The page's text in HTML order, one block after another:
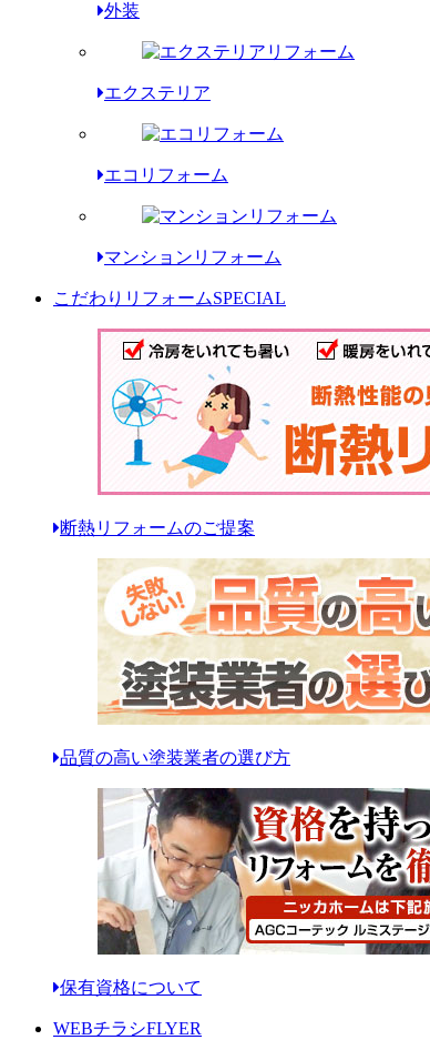
外装
エクステリア
エコリフォーム
マンションリフォーム
こだわりリフォームSPECIAL
断熱リフォームのご提案
品質の高い塗装業者の選び方
保有資格について
WEBチラシFLYER